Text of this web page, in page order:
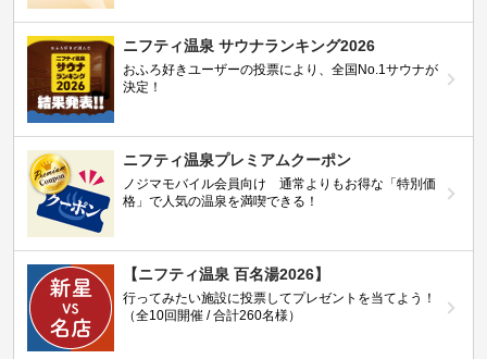
ニフティ温泉 サウナランキング2026
おふろ好きユーザーの投票により、全国No.1サウナが
決定！
ニフティ温泉プレミアムクーポン
ノジマモバイル会員向け 通常よりもお得な「特別価
格」で人気の温泉を満喫できる！
【ニフティ温泉 百名湯2026】
行ってみたい施設に投票してプレゼントを当てよう！
（全10回開催 / 合計260名様）